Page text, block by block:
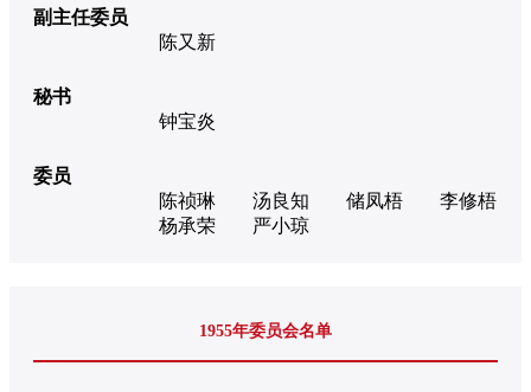
副主任委员
陈又新
秘书
钟宝炎
委员
陈祯琳
汤良知 储凤梧
李修梧
杨承荣
严小琼
1955年委员会名单